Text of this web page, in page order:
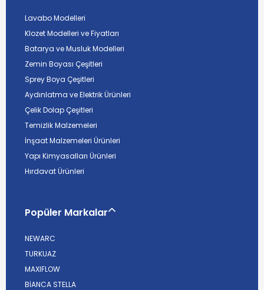
Lavabo Modelleri
Klozet Modelleri ve Fiyatları
Batarya ve Musluk Modelleri
Zemin Boyası Çeşitleri
Sprey Boya Çeşitleri
Aydınlatma ve Elektrik Ürünleri
Çelik Dolap Çeşitleri
Temizlik Malzemeleri
İnşaat Malzemeleri Ürünleri
Yapı Kimyasalları Ürünleri
Hırdavat Ürünleri
Popüler Markalar
NEWARC
TURKUAZ
MAXIFLOW
BİANCA STELLA